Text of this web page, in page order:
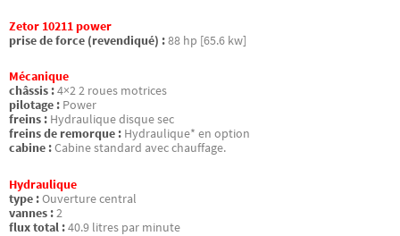
Zetor 10211 power
prise de force (revendiqué) :88 hp [65.6 kw]
Mécanique
châssis :4×2 2 roues motrices
pilotage : Power
freins : Hydraulique disque sec
freins de remorque : Hydraulique* en option
cabine :Cabine standard avec chauffage.
Hydraulique
type :Ouverture central
vannes :2
flux total :40.9 litres par minute